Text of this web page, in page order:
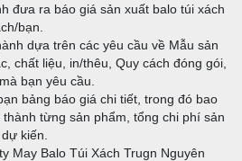
đưa ra báo giá sản xuất balo túi xách
bạn.
dựa trên các yêu cầu về Mẫu sản
chất liệu, in/thêu, Quy cách đóng gói,
bạn yêu cầu.
bảng báo giá chi tiết, trong đó bao
từng sản phẩm, tổng chi phí sản
kiến.
May Balo Túi Xách Trugn Nguyên